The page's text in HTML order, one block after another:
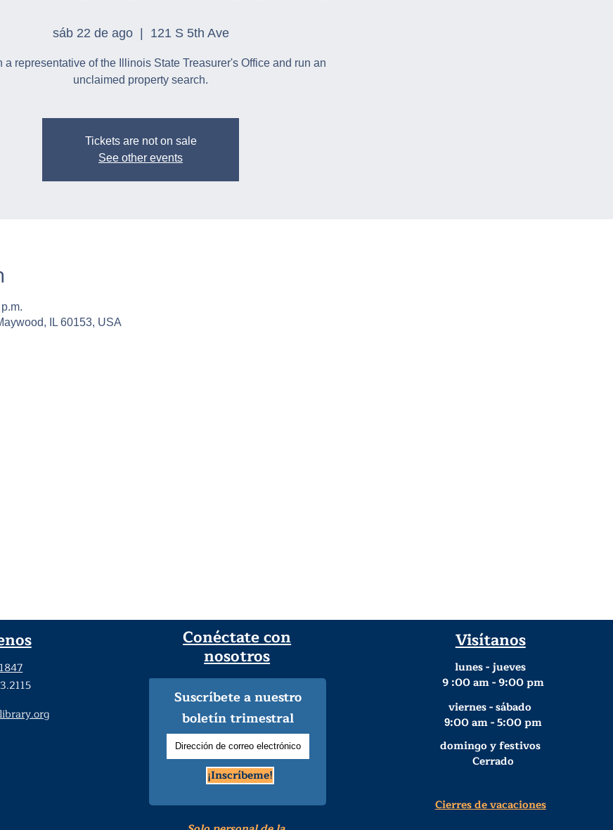
sáb 22 de ago
  |
121 S 5th Ave
a representative of the Illinois State Treasurer's Office and run an
unclaimed property search.
Tickets are not on sale
See other events
IL 60153, USA
Conéctate con
nosotros
Suscríbete a nuestro
boletín trimestral
¡Inscríbeme!
Visítanos
lunes - jueves
9 :00 am - 9:00 pm
viernes - sábado
9:00 am - 5:00 pm
domingo y festivos
Cerrado
Cierres de vacaciones